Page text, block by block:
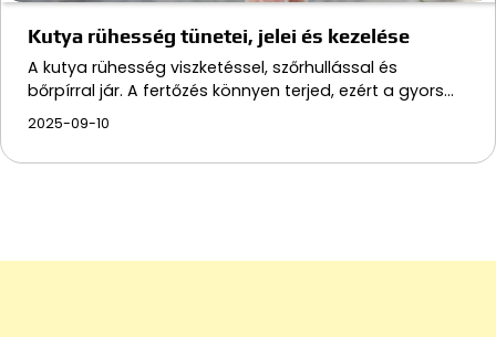
Kutya rühesség tünetei, jelei és kezelése
A kutya rühesség viszketéssel, szőrhullással és
bőrpírral jár. A fertőzés könnyen terjed, ezért a gyors…
2025-09-10